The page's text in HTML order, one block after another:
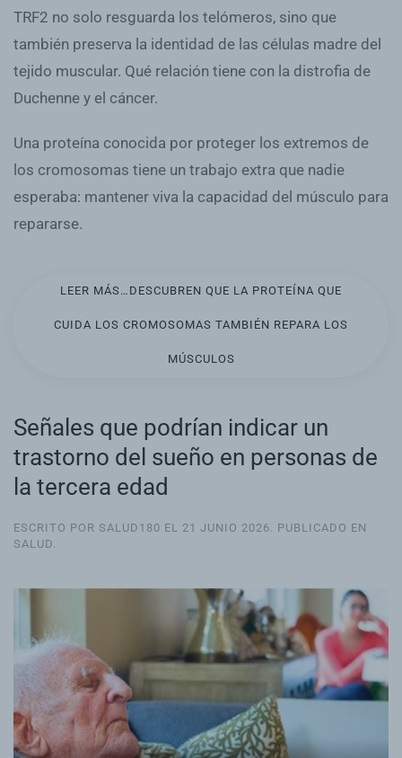
TRF2 no solo resguarda los telómeros, sino que
también preserva la identidad de las células madre del
tejido muscular. Qué relación tiene con la distrofia de
Duchenne y el cáncer.
Una proteína conocida por proteger los extremos de
los cromosomas tiene un trabajo extra que nadie
esperaba: mantener viva la capacidad del músculo para
repararse.
LEER MÁS…DESCUBREN QUE LA PROTEÍNA QUE
CUIDA LOS CROMOSOMAS TAMBIÉN REPARA LOS
MÚSCULOS
Señales que podrían indicar un
trastorno del sueño en personas de
la tercera edad
ESCRITO POR SALUD180 EL 21 JUNIO 2026 . PUBLICADO EN
SALUD